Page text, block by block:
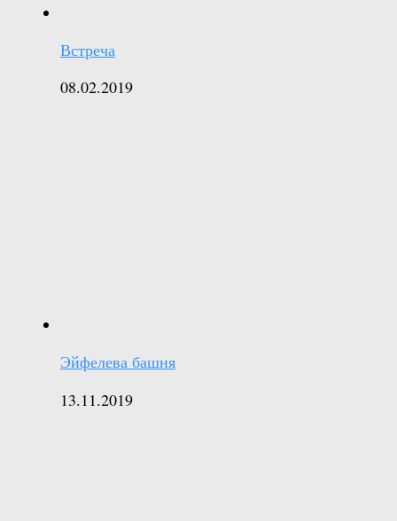
Встреча
08.02.2019
Эйфелева башня
13.11.2019